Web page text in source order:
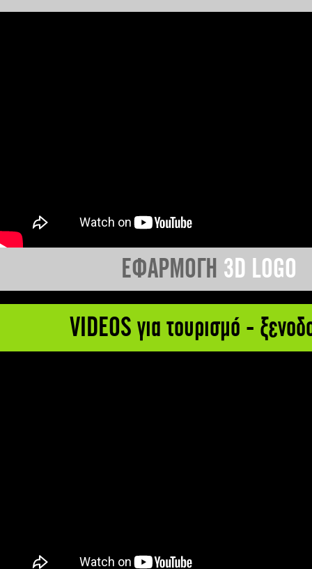
ΕΦΑΡΜΟΓΗ 3D LOGO
VIDEOS για τουρισμό -